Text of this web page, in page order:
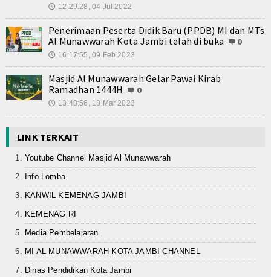
🕔 12:29:28, 04 Jul 2022
Penerimaan Peserta Didik Baru (PPDB) MI dan MTs
Al Munawwarah Kota Jambi telah di buka
0
🕔 16:17:55, 09 Feb 2023
Masjid Al Munawwarah Gelar Pawai Kirab
Ramadhan 1444H
0
🕔 13:48:56, 18 Mar 2023
LINK TERKAIT
Youtube Channel Masjid Al Munawwarah
Info Lomba
KANWIL KEMENAG JAMBI
KEMENAG RI
Media Pembelajaran
MI AL MUNAWWARAH KOTA JAMBI CHANNEL
Dinas Pendidikan Kota Jambi